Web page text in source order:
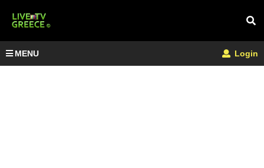
MENU Login